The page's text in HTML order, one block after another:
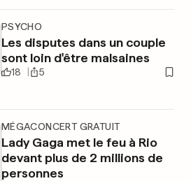
PSYCHO
Les disputes dans un couple
sont loin d'être malsaines
18 5
MÉGACONCERT GRATUIT
Lady Gaga met le feu à Rio
devant plus de 2 millions de
personnes